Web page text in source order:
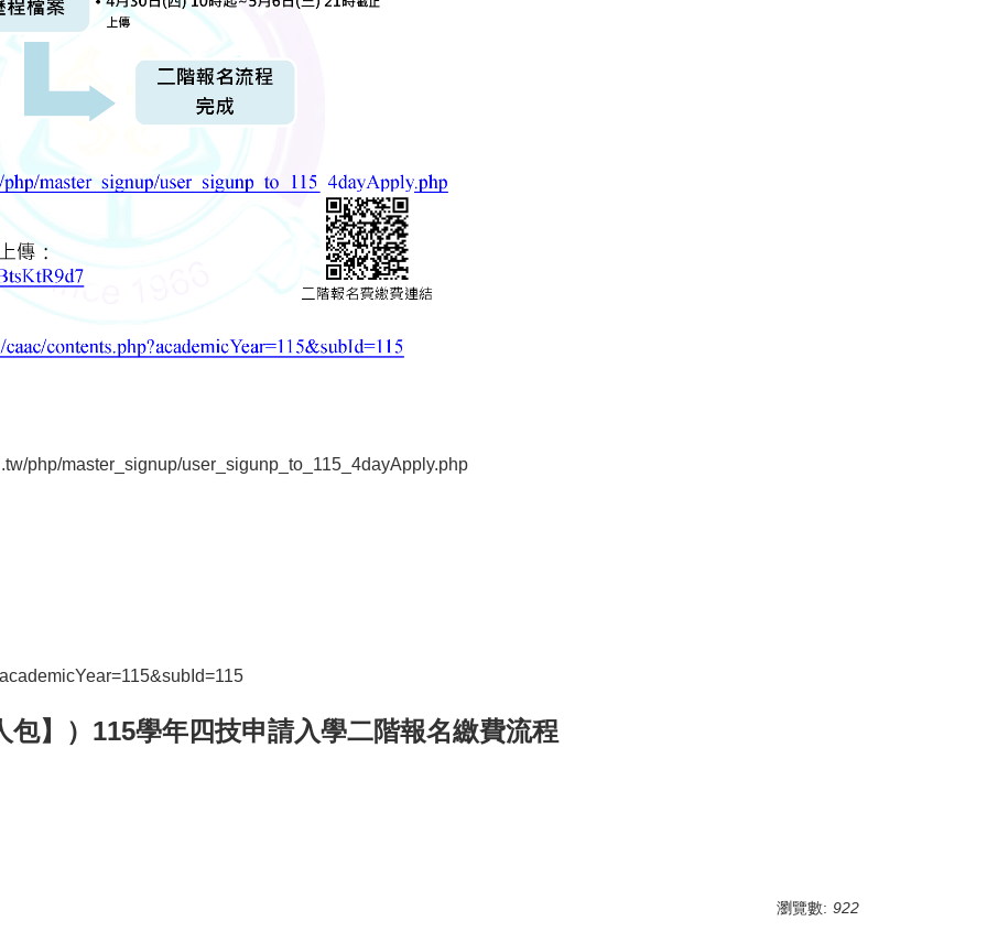
php/master_signup/user_sigunp_to_115_4dayApply.php
】 ）115學年四技申請入學二階報名繳費流程
瀏覽數: 922